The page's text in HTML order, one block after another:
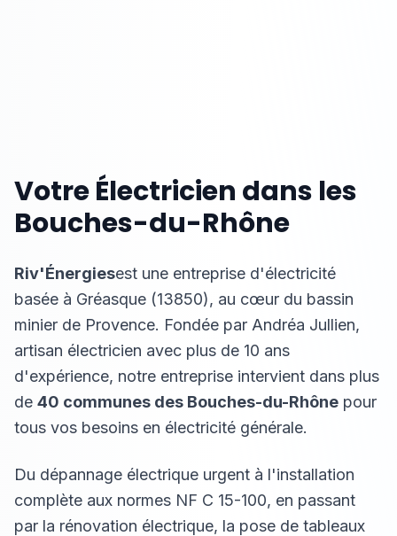
Votre Électricien dans les
Bouches-du-Rhône
Riv'Énergiesest une entreprise d'électricité
basée à Gréasque (13850), au cœur du bassin
minier de Provence. Fondée par Andréa Jullien,
artisan électricien avec plus de 10 ans
d'expérience, notre entreprise intervient dans plus
de 40 communes des Bouches-du-Rhône pour
tous vos besoins en électricité générale.
Du dépannage électrique urgent à l'installation
complète aux normes NF C 15-100, en passant
par la rénovation électrique, la pose de tableaux